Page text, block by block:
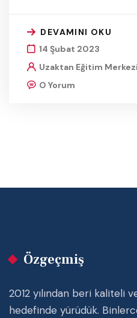
DEVAMINI OKU
14 Şubat 2023
Uzaktan Eğitim Merkezi
O Yorum
Özgeçmiş
2012 yılından beri kaliteli
hedefinde yürüdük.